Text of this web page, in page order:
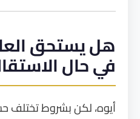
هل يستحق
في حال
أيوه، لكن بشروط